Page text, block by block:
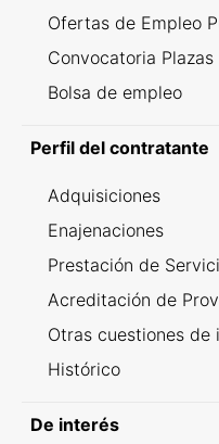
Ofertas de Empleo
Convocatoria
Bolsa de empleo
Perfil del contratante
Adquisiciones
Enajenaciones
Prestación de
Acreditación de
Otras cuestiones de
Histórico
De interés